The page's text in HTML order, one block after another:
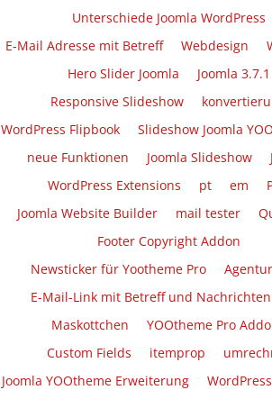
Unterschiede Joomla WordPress
E-Mail Adresse mit Betreff
Webdesign
Hero Slider Joomla
Joomla 3.7.1
Responsive Slideshow
WordPress Flipbook
Slideshow Joomla
neue Funktionen
Joomla Slideshow
WordPress Extensions
pt em
Joomla Website Builder
mail tester
Footer Copyright Addon
Newsticker für Yootheme Pro
E-Mail-Link mit Betreff und
Maskottchen
YOOtheme Pro
Custom Fields
itemprop
Joomla YOOtheme Erweiterung